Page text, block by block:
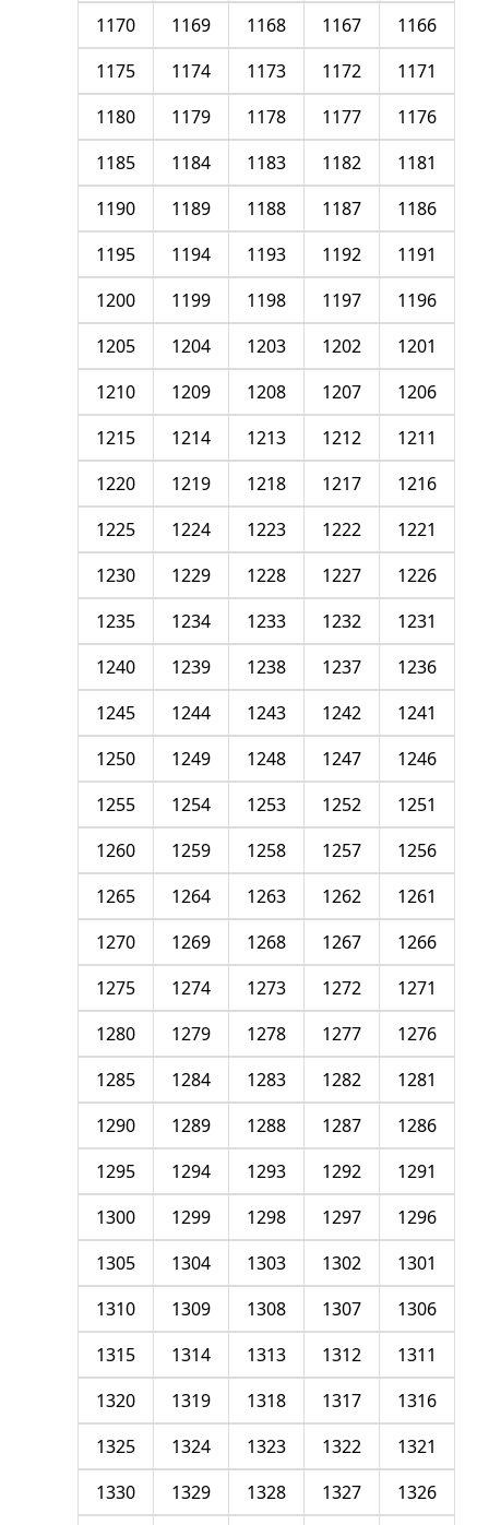
1166
1167
1168
1169
1170
1171
1172
1173
1174
1175
1176
1177
1178
1179
1180
1181
1182
1183
1184
1185
1186
1187
1188
1189
1190
1191
1192
1193
1194
1195
1196
1197
1198
1199
1200
1201
1202
1203
1204
1205
1206
1207
1208
1209
1210
1211
1212
1213
1214
1215
1216
1217
1218
1219
1220
1221
1222
1223
1224
1225
1226
1227
1228
1229
1230
1231
1232
1233
1234
1235
1236
1237
1238
1239
1240
1241
1242
1243
1244
1245
1246
1247
1248
1249
1250
1251
1252
1253
1254
1255
1256
1257
1258
1259
1260
1261
1262
1263
1264
1265
1266
1267
1268
1269
1270
1271
1272
1273
1274
1275
1276
1277
1278
1279
1280
1281
1282
1283
1284
1285
1286
1287
1288
1289
1290
1291
1292
1293
1294
1295
1296
1297
1298
1299
1300
1301
1302
1303
1304
1305
1306
1307
1308
1309
1310
1311
1312
1313
1314
1315
1316
1317
1318
1319
1320
1321
1322
1323
1324
1325
1326
1327
1328
1329
1330